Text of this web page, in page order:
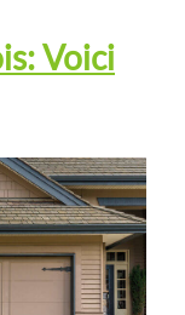
Voici